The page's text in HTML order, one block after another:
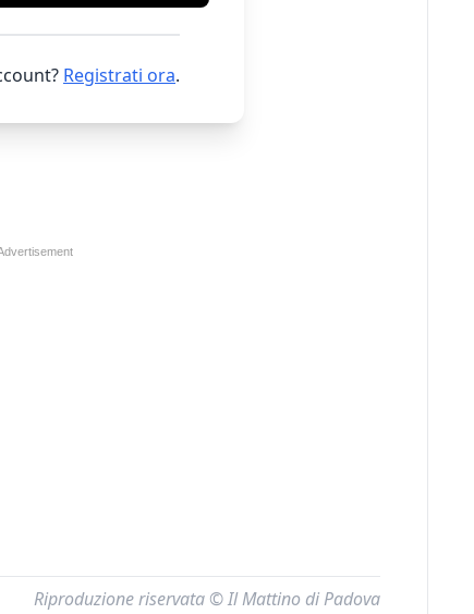
Registrati ora.
Riproduzione riservata © Il Mattino di Padova